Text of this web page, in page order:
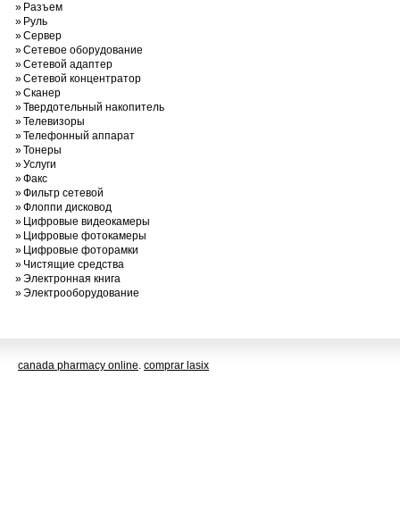
» Разъем
» Руль
»Сервер
»Сетевое оборудование
»Сетевой адаптер
»Сетевой концентратор
»Сканер
»Твердотельный накопитель
»Телевизоры
»Телефонный аппарат
»Тонеры
»Услуги
»Факс
»Фильтр сетевой
»Флоппи дисковод
» Цифровые видеокамеры
» Цифровые фотокамеры
» Цифровые фоторамки
» Чистящие средства
»Электронная книга
»Электрооборудование
canada pharmacy online. comprar lasix